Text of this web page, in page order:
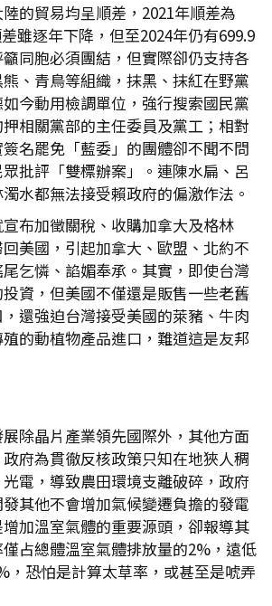
的貿易均呈順差，2021年順差為
雖逐年下降，但至2024年仍有699.9
同胞必須團結，但實際卻仍支持各
、青鳥等組織，抹黑、抹紅在野黨
今動用檢調單位，強行搜索國民黨
相關黨部的主任委員及黨工；相對
名罷免「藍委」的團體卻不聞不問
批評「雙標辦案」。連陳水扁、呂
水都無法接受賴政府的偏激作法。
布加徵關稅、收購加拿大及格林
美國，引起加拿大、歐盟、北約不
乞憐、諂媚奉承。其實，即使台灣
資，但美國不僅還是販售一些老舊
還強迫台灣接受美國的萊豬、牛肉
的動植物產品進口，難道這是友邦
除晶片產業領先國際外，其他方面
府為貫徹反核政策只知在地狹人稠
電，導致農田環境支離破碎，政府
其他不會增加氣候變遷負擔的發電
加溫室氣體的重要源頭，卻報導其
占總體溫室氣體排放量的2%，遠低
，恐怕是計算太草率，或甚至是唬弄